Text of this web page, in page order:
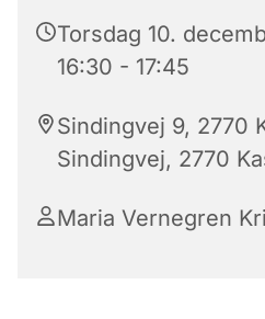
Torsdag 10.
16:30 - 17:45
Sindingvej 9, 2770
Sindingvej, 2770
Maria Vernegren